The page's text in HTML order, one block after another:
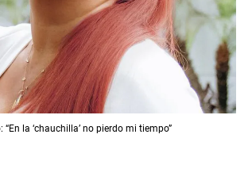
la ‘chauchilla’ no pierdo mi tiempo”